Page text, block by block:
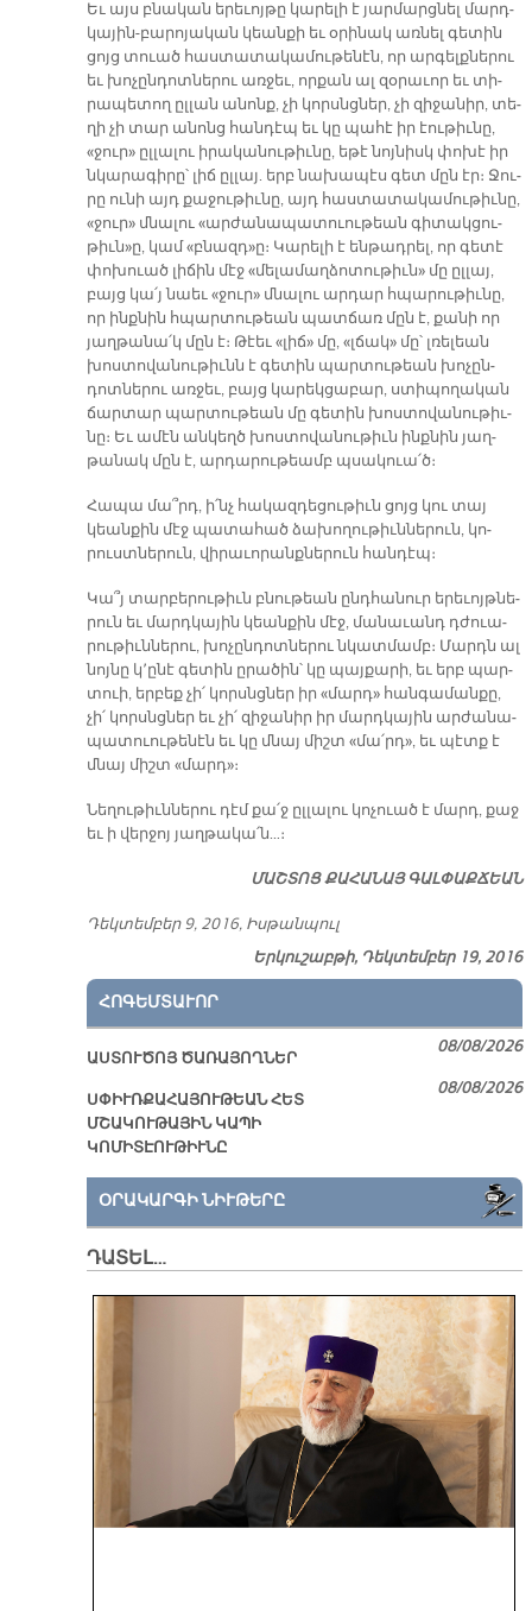
Եւ այս բնա­կան ե­րե­ւոյ­թը կա­րե­լի է յար­մարց­նել մարդ­
կա­յին-բա­րո­յա­կան կեան­քի եւ օ­րի­նակ առ­նել գե­տին
ցոյց տուած հաս­տա­տա­կա­մու­թե­նէն, որ ար­գելք­նե­րու
եւ խո­չըն­դոտ­նե­րու առ­ջեւ, որ­քան ալ զօ­րա­ւոր եւ տի­
րա­պե­տող ըլ­լան ա­նոնք, չի կորսնց­ներ, չի զի­ջա­նիր, տե­
ղի չի տար ա­նոնց հան­դէպ եւ կը պա­հէ իր էու­թիւ­նը,
«ջուր» ըլ­լա­լու ի­րա­կա­նու­թիւ­նը, ե­թէ նոյ­նիսկ փո­խէ իր
նկա­րա­գի­րը՝ լիճ ըլ­լայ. երբ նա­խա­պէս գետ մըն էր։ Ջու­
րը ու­նի այդ քա­ջու­թիւ­նը, այդ հաս­տա­տա­կա­մու­թիւ­նը,
«ջուր» մնա­լու «ար­ժա­նա­պա­տուու­թեան գի­տակ­ցու­
թիւն»ը, կամ «բնազդ»ը։ Կա­րե­լի է են­թադ­րել, որ գե­տէ
փո­խուած լի­ճին մէջ «մե­լա­մաղ­ձո­տու­թիւն» մը ըլ­լայ,
բայց կա՛յ նաեւ «ջուր» մնա­լու ար­դար հպա­րու­թիւ­նը,
որ ինք­նին հպար­տու­թեան պատ­ճառ մըն է, քա­նի որ
յաղ­թա­նա՛կ մըն է։ Թէեւ «լիճ» մը, «լճակ» մը՝ լռե­լեան
խոս­տո­վա­նու­թիւնն է գե­տին պար­տու­թեան խո­չըն­
դոտ­նե­րու առ­ջեւ, բայց կա­րեկ­ցա­բար, ստի­պո­ղա­կան
ճար­տար պար­տու­թեան մը գե­տին խոս­տո­վա­նու­թիւ­
նը։ Եւ ա­մէն ան­կեղծ խոս­տո­վա­նու­թիւն ինք­նին յաղ­
թա­նակ մըն է, ար­դա­րու­թեամբ պսա­կուա՛ծ։
Հա­պա մա՞րդ, ի՛նչ հա­կազ­դե­ցու­թիւն ցոյց կու տայ
կեան­քին մէջ պա­տա­հած ձա­խո­ղու­թիւն­նե­րուն, կո­
րուստ­նե­րուն, վի­րա­ւո­րանք­նե­րուն հան­դէպ։
Կա՞յ տար­բե­րու­թիւն բնու­թեան ընդ­հա­նուր ե­րե­ւոյթ­նե­
րուն եւ մարդ­կա­յին կեան­քին մէջ, մա­նա­ւանդ դժուա­
րու­թիւն­նե­րու, խո­չըն­դոտ­նե­րու նկատ­մամբ։ Մարդն ալ
նոյ­նը կ՚ը­նէ գե­տին ը­րա­ծին՝ կը պայ­քա­րի, եւ երբ պար­
տուի, եր­բեք չի՛ կորսնց­ներ իր «մարդ» հան­գա­ման­քը,
չի՛ կորսնց­ներ եւ չի՛ զի­ջա­նիր իր մարդ­կա­յին ար­ժա­նա­
պա­տուու­թե­նէն եւ կը մնայ միշտ «մա՛րդ», եւ պէտք է
մնայ միշտ «մարդ»։
­Նե­ղու­թիւն­նե­րու դէմ քա՛ջ ըլ­լա­լու կո­չուած է մարդ, քաջ
եւ ի վեր­ջոյ յաղ­թա­կա՛ն…։
ՄԱՇ­ՏՈՑ ՔԱ­ՀԱ­ՆԱՅ ԳԱԼ­ՓԱՔ­ՃԵԱՆ
Դեկ­տեմ­բեր 9, 2016, Իս­թան­պուլ
Երկուշաբթի, Դեկտեմբեր 19, 2016
ՀՈԳԵՄՏԱՒՈՐ
ԱՍՏՈՒԾՈՅ ԾԱՌԱՅՈՂՆԵՐ
08/08/2026
ՍՓԻՒՌՔԱՀԱՅՈՒԹԵԱՆ ՀԵՏ
ՄՇԱԿՈՒԹԱՅԻՆ ԿԱՊԻ
ԿՈՄԻՏԷՈՒԹԻՒՆԸ
08/08/2026
ՕՐԱԿԱՐԳԻ ՆԻՒԹԵՐԸ
ԴԱՏԵԼ…